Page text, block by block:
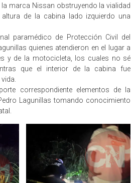
marca Nissan obstruyendo la vialidad
de la cabina lado izquierdo una
paramédico de Protección Civil del
quienes atendieron en el lugar a
y de la motocicleta, los cuales no sé
que el interior de la cabina fue
correspondiente elementos de la
Lagunillas tomando conocimiento